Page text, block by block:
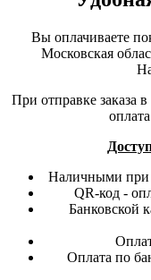
Вы оплачиваете
Московская
При отправке заказа
Наличными при
QR-код -
Банковской
Оплата по